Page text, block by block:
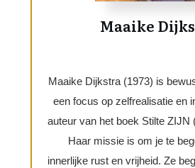
Maaike
Maaike Dijkstra (1973) is
een focus op zelfrealisatie en
auteur van het boek Stilte ZIJN
Haar missie is om je te
innerlijke rust en vrijheid. Ze